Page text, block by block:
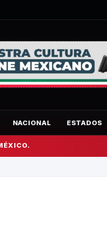
NACIONAL ESTADOS